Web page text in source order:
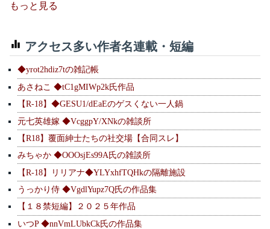
もっと見る
アクセス多い作者名連載・短編
◆yrot2hdiz7tの雑記帳
あさねこ ◆tC1gMIWp2k氏作品
【R-18】◆GESU1/dEaEのゲスくない一人鍋
元七英雄嫁 ◆VcggpY/XNkの雑談所
【R18】覆面紳士たちの社交場【合同スレ】
みちゃか ◆OOOsjEs99A氏の雑談所
【R-18】リリアナ◆YLYxhfTQHkの隔離施設
うっかり侍 ◆VgdlYupz7Q氏の作品集
【１８禁短編】２０２５年作品
いつP ◆nnVmLUbkCk氏の作品集